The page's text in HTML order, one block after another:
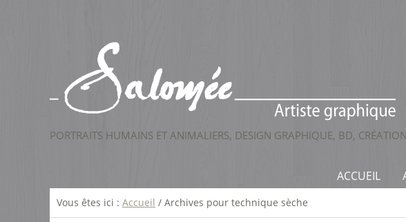
PORTRAITS HUMAINS ET ANIMALIERS, DESIGN GRAPHIQUE, BD,
ACCUEIL
Vous êtes ici : Accueil / Archives pour technique sèche